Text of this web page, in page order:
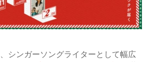
シンガーソングライターとして幅広